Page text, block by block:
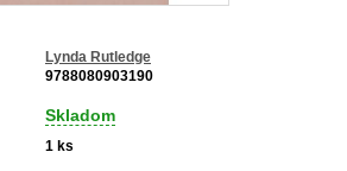
Lynda Rutledge
9788080903190
Skladom
1 ks